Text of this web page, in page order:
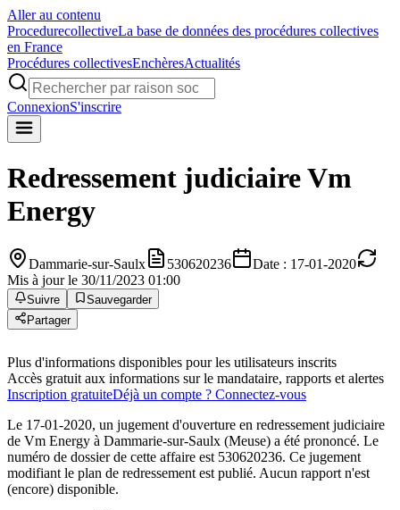
Aller au contenu
ProcedurecollectiveLa base de données des procédures collectives
en France
Procédures collectivesEnchèresActualités
ConnexionS'inscrire
Redressement judiciaireVm
Energy
Dammarie-sur-Saulx 530620236
Date : 17-01-2020
Mis à jour le 30/11/2023 01:00
Suivre
Sauvegarder
Partager
Plus d'informations disponibles pour les utilisateurs inscrits
Accès gratuit aux informations sur le mandataire, rapports et alertes
Inscription gratuiteDéjà un compte ? Connectez-vous
Le 17-01-2020, un jugement d'ouverture en redressement judiciaire
de Vm Energy à Dammarie-sur-Saulx (Meuse) a été prononcé. Le
numéro de dossier de cette affaire est 530620236. Ce jugement
modifiant le plan de redressement est publié. Aucun rapport n'est
(encore) disponible.